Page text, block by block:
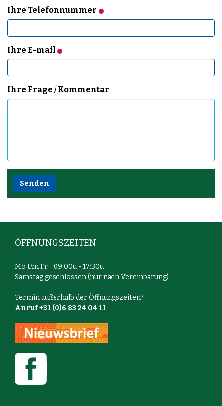
Ihre Telefonnummer
Ihre E-mail
Ihre Frage / Kommentar
ÖFFNUNGSZEITEN
Mo t/m Fr 09:00u - 17:30u
Samstag geschlossen (nur nach Vereinbarung)
Termin außerhalb der Öffnungszeiten?
Anruf +31 (0)6 83 24 04 11